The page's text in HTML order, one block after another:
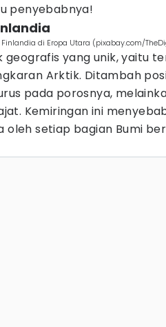
penyebabnya!
di Eropa Utara (pixabay.com/
geografis yang unik, yaitu
Arktik. Ditambah
pada porosnya,
Kemiringan ini
oleh setiap bagian Bumi